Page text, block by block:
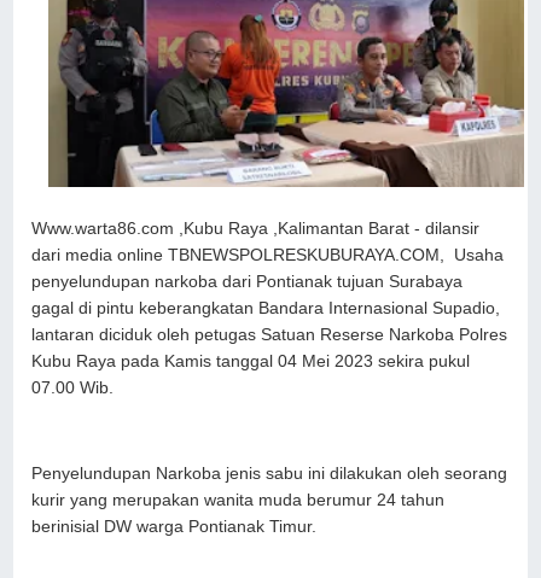
Www.warta86.com ,Kubu Raya ,Kalimantan Barat - dilansir
dari media online TBNEWSPOLRESKUBURAYA.COM, Usaha
penyelundupan narkoba dari Pontianak tujuan Surabaya
gagal di pintu keberangkatan Bandara Internasional Supadio,
lantaran diciduk oleh petugas Satuan Reserse Narkoba Polres
Kubu Raya pada Kamis tanggal 04 Mei 2023 sekira pukul
07.00 Wib.
Penyelundupan Narkoba jenis sabu ini dilakukan oleh seorang
kurir yang merupakan wanita muda berumur 24 tahun
berinisial DW warga Pontianak Timur.